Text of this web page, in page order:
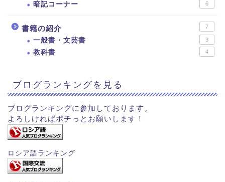
暗記コーナー 6
書籍の紹介 7
一般書・文芸書 3
教科書 4
ブログランキングを見る
ブログランキングに参加しております。
よろしければポチっとお願いします！
ロシア語ランキング